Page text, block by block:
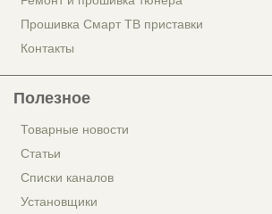
Прошивка Смарт ТВ приставки
Контакты
Полезное
Товарные новости
Статьи
Списки каналов
Установщики